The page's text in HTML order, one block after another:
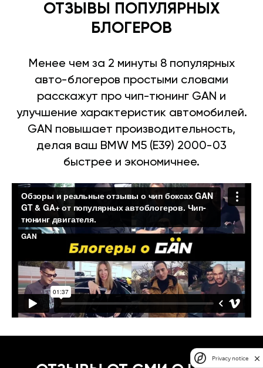
ОТЗЫВЫ ПОПУЛЯРНЫХ
БЛОГЕРОВ
Менее чем за 2 минуты 8 популярных
авто-блогеров простыми словами
расскажут про чип-тюнинг GAN и
улучшение характеристик автомобилей.
GAN повышает производительность,
делая ваш BMW M5 (E39) 2000-03
быстрее и экономичнее.
Privacy notice